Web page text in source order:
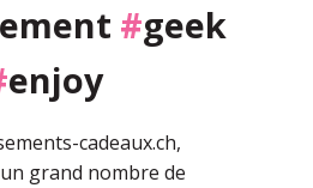
#geek
enjoy
cadeaux.ch,
grand nombre de